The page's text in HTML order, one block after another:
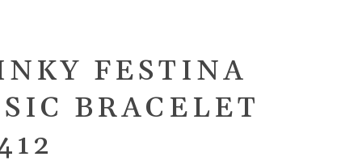
FESTINA
BRACELET